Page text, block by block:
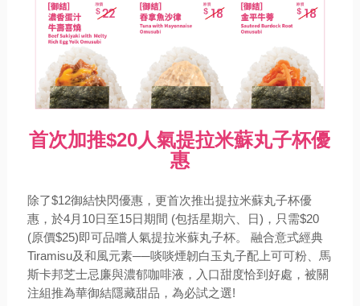
首次加推$20人氣提拉米蘇丸子杯優
惠
除了$12御結快閃優惠，更首次推出提拉米蘇丸子杯優
惠，於4月10日至15日期間 (包括星期六、日)，只需$20
(原價$25)即可品嚐人氣提拉米蘇丸子杯。 融合意式經典
Tiramisu及和風元素──啖啖煙韌白玉丸子配上可可粉、馬
斯卡邦芝士忌廉與濃郁咖啡液，入口甜度恰到好處，被關
注組推為華御結隱藏甜品，為必試之選!